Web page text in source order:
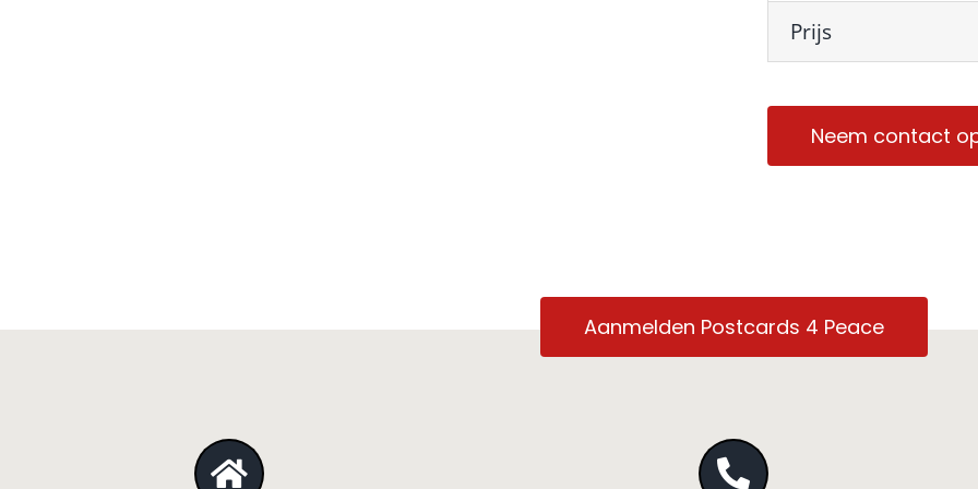
Prijs
Neem contact
Aanmelden Postcards 4 Peace